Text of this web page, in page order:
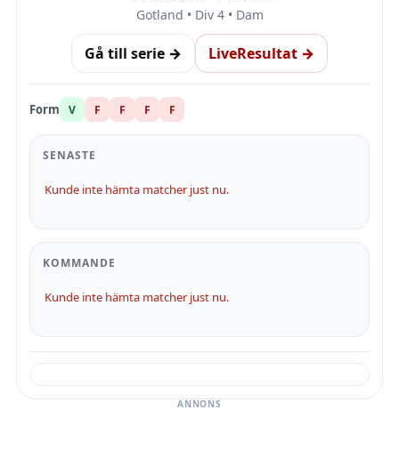
Gotland • Div 4 • Dam
Gå till serie → LiveResultat →
Form V F F F F
SENASTE
Kunde inte hämta matcher just nu.
KOMMANDE
Kunde inte hämta matcher just nu.
ANNONS